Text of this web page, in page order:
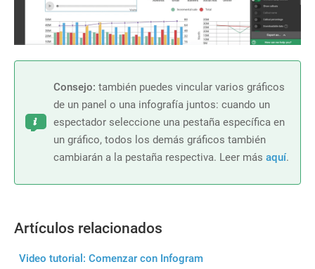
Consejo: también puedes vincular varios gráficos
de un panel o una infografía juntos: cuando un
espectador seleccione una pestaña específica en
un gráfico, todos los demás gráficos también
cambiarán a la pestaña respectiva. Leer más aquí.
Artículos relacionados
Video tutorial: Comenzar con Infogram